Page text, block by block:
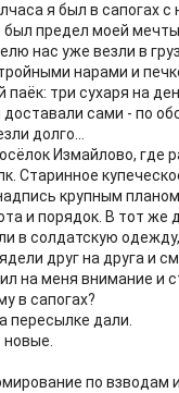
я был в сапогах
предел моей мечты.
нас уже везли в
нарами и
паёк: три сухаря на
сами - по
долго...
Измайлово, где
Старинное
крупным
и порядок. В тот же
в солдатскую
друг на друга и
на меня внимание и
в сапогах?
пересылке дали.
по взводам